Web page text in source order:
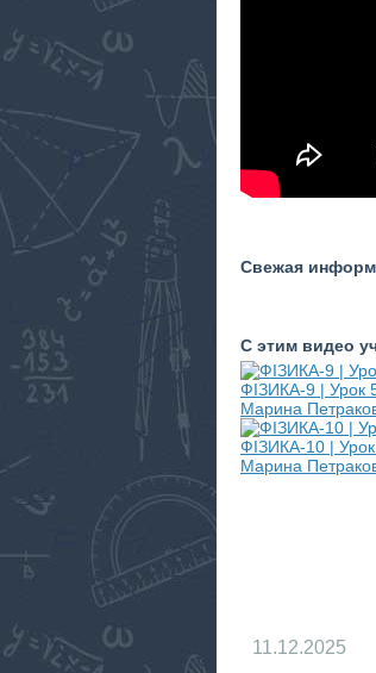
Свежая
С этим видео
ФІЗИКА-9 | Урок
Марина
ФІЗИКА-10 | Урок
Марина
11.12.2025